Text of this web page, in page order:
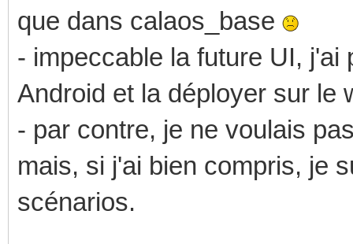
que dans calaos_base
- impeccable la future UI,
Android et la déployer sur le
- par contre, je ne voulais
mais, si j'ai bien compris, je
scénarios.